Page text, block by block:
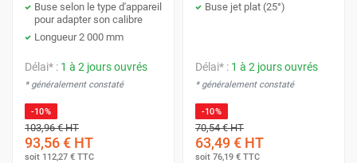
Buse selon le type d'appareil
pour adapter son calibre
Longueur 2 000 mm
Délai* : 1 à 2 jours ouvrés
* généralement constaté
-10%
103,96 €HT
93,56 € HT
soit 112,27 € TTC
Buse jet plat (25°)
Délai* : 1 à 2 jours ouvrés
* généralement constaté
-10%
70,54 €HT
63,49 € HT
soit 76,19 € TTC